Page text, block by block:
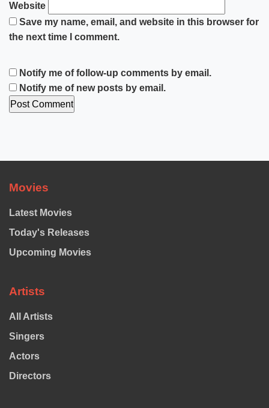
Website
Save my name, email, and website in this browser for
the next time I comment.
Notify me of follow-up comments by email.
Notify me of new posts by email.
Movies
Latest Movies
Today's Releases
Upcoming Movies
Artists
All Artists
Singers
Actors
Directors